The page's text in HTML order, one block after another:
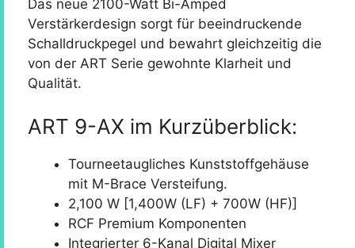
Das neue 2100-Watt Bi-Amped
Verstärkerdesign sorgt für beeindruckende
Schalldruckpegel und bewahrt gleichzeitig die
von der ART Serie gewohnte Klarheit und
Qualität.
ART 9-AX im Kurzüberblick:
Tourneetaugliches Kunststoffgehäuse
mit M-Brace Versteifung.
2,100 W [1,400W (LF) + 700W (HF)]
RCF Premium Komponenten
Integrierter 6-Kanal Digital Mixer